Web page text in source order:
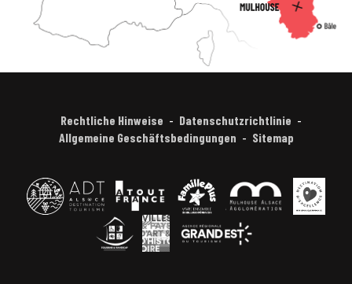
Rechtliche Hinweise
Datenschutzrichtlinie
Allgemeine Geschäftsbedingungen
Sitemap